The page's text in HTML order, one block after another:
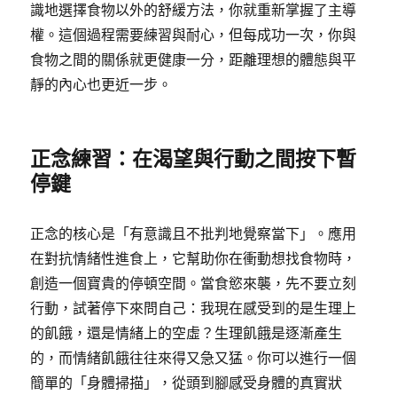
識地選擇食物以外的舒緩方法，你就重新掌握了主導
權。這個過程需要練習與耐心，但每成功一次，你與
食物之間的關係就更健康一分，距離理想的體態與平
靜的內心也更近一步。
正念練習：在渴望與行動之間按下暫
停鍵
正念的核心是「有意識且不批判地覺察當下」。應用
在對抗情緒性進食上，它幫助你在衝動想找食物時，
創造一個寶貴的停頓空間。當食慾來襲，先不要立刻
行動，試著停下來問自己：我現在感受到的是生理上
的飢餓，還是情緒上的空虛？生理飢餓是逐漸產生
的，而情緒飢餓往往來得又急又猛。你可以進行一個
簡單的「身體掃描」，從頭到腳感受身體的真實狀